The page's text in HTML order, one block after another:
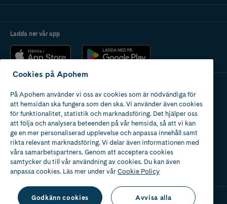
Ladda ner vår app
Apotek med tillstånd
av Läkemedelsverket
2024
Cookies på Apohem
På Apohem använder vi oss av cookies som är nödvändiga för
att hemsidan ska fungera som den ska. Vi använder även cookies
för funktionalitet, statistik och marknadsföring. Det hjälper oss
att följa och analysera beteenden på vår hemsida, så att vi kan
ge en mer personaliserad upplevelse och anpassa innehåll samt
rikta relevant marknadsföring. Vi delar även informationen med
våra samarbetspartners. Genom att acceptera cookies
samtycker du till vår användning av cookies. Du kan även
anpassa cookies. Läs mer under vårCookie Policy
Godkänn cookies Avvisa alla